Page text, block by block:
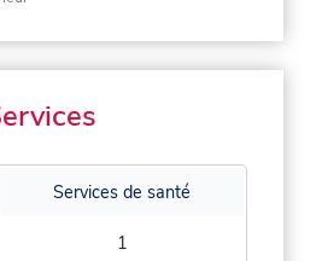
Services de santé
1